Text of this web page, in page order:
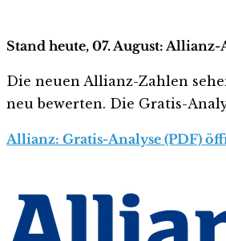
Stand heute, 07. August:
Die neuen Allianz-Zahlen
neu bewerten. Die Gratis-
Allianz: Gratis-Analyse (PDF)